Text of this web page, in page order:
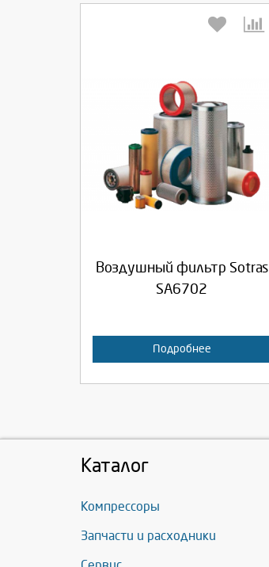
Воздушный фильтр Sotras
SA6702
Подробнее
Выберите количество:
Каталог
Компрессоры
Запчасти и расходники